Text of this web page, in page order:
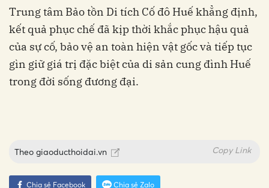
Trung tâm Bảo tồn Di tích Cố đô Huế khẳng định,
kết quả phục chế đã kịp thời khắc phục hậu quả
của sự cố, bảo vệ an toàn hiện vật gốc và tiếp tục
gìn giữ giá trị đặc biệt của di sản cung đình Huế
trong đời sống đương đại.
Theo giaoducthoidai.vn Copy Link
Chia sẻ Facebook Chia sẻ Zalo